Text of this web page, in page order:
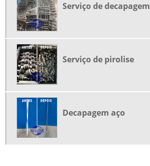
REMOÇÃO DE METAL BORRACHA
REMOÇÃO DE TINTA AUTOMOTIVA
SERVIÇO DE DECAPAGEM
SERVIÇO DE DESPLACAGEM
SERVIÇO DE PIROLISE
Serviço de decapagem
Serviço de pirolise
Decapagem aço